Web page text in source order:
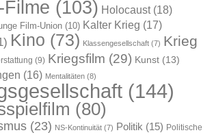
(103) Holocaust(18)
Film-Union (10) Kalter Krieg (17)
Kino (73) Klassengesellschaft (7) Krieg
(9) Kriegsfilm (29) Kunst (13)
(16) Mentalitäten (8)
(144)
(80)
(23) NS-Kontinuität (7) Politik (15) Politische